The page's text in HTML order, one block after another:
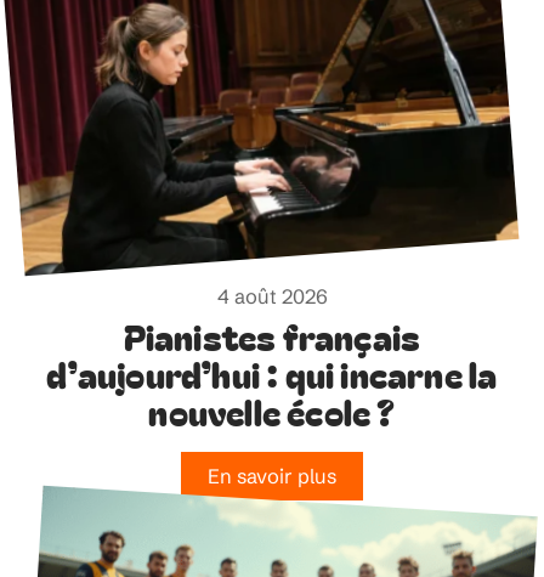
4 août 2026
Pianistes français
d’aujourd’hui : qui incarne la
nouvelle école ?
En savoir plus